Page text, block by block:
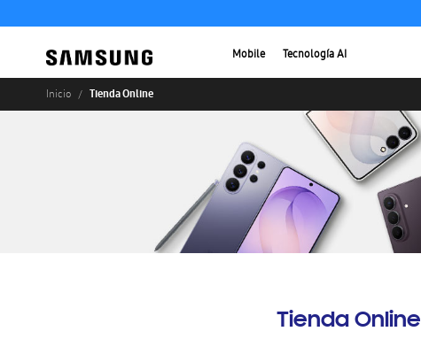
Mobile Tecnología AI
Inicio Tienda Online
Tienda Online